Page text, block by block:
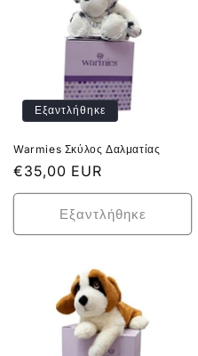
Εξαντλήθηκε
Warmies Σκύλος Δαλματίας
Κανονική
τιμή
€35,00 EUR
Εξαντλήθηκε